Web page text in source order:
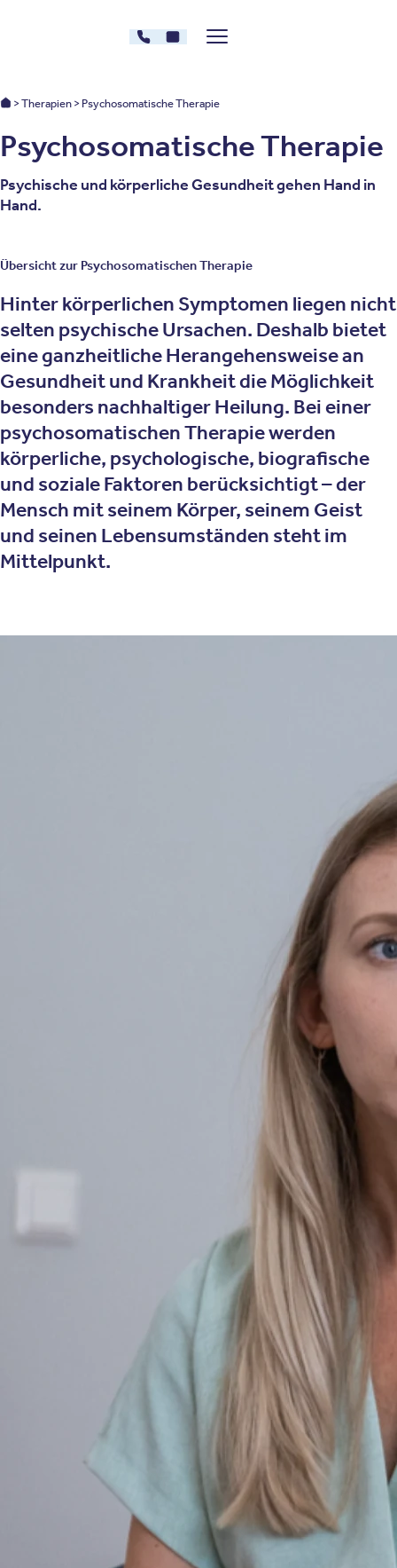
030 - 26478607
Kontakt
Menü zeigen/verstecken
Oberberg Kliniken: Startseite
Therapien Psychosomatische Therapie
Psychosomatische Therapie
Psychische und körperliche Gesundheit gehen Hand in
Hand.
Übersicht zur Psychosomatischen Therapie
Hinter körperlichen Symptomen liegen nicht
selten psychische Ursachen. Deshalb bietet
eine ganzheitliche Herangehensweise an
Gesundheit und Krankheit die Möglichkeit
besonders nachhaltiger Heilung. Bei einer
psychosomatischen Therapie werden
körperliche, psychologische, biografische
und soziale Faktoren berücksichtigt – der
Mensch mit seinem Körper, seinem Geist
und seinen Lebensumständen steht im
Mittelpunkt.
Die Psychosomatische Therapie betrachtet nicht nur
Symptome, sondern den Menschen als Ganzes - mit Körper,
Geist und Umfeld. Körperliche, psychologische, biografische
und soziale Faktoren werden in Diagnose und Behandlung
Biopsychosoziales Erklärungsmodell
Das Modell betont, dass sich biologische, psychische und
soziale Faktoren gegenseitig beeinflussen und nur gemeinsam
Aufrechterhaltung und Behandlung von Störungen ermöglichen.
Individuell angepasste Therapieprogramme
Je nach Diagnose, Schweregrad und persönlicher
Lebenssituation wird ein auf die betroffene Person
zugeschnittener Therapieplan erstellt. Therapeutische
Elemente (z.B. Psychotherapie, ggf. medikamentöse
Behandlung, Entspannungs- und Bewegungsangebote) werden
kombiniert, um bestmöglich auf individuelle Bedürfnisse
Als wichtiger Ansatz gilt, dass vorhandene persönliche Stärken
und Lebensressourcen erkannt und aktiviert werden, so dass
der Patient Fertigkeiten zur Selbsthilfe erlernt. Damit soll eine
langfristige Verbesserung der psychischen und körperlichen
Gesundheit unterstützt werden.
Förderung eines gesunden Lebensstils
Die Therapie umfasst nicht nur psychische Behandlung,
sondern auch Elemente zur Gesundheitsförderung - z.B.
Aspekte wie Bewegung, Ernährung, Schlafhygiene und
Entspannungsverfahren. So soll das allgemeine Wohlbefinden
gefördert und negative Symptome gemildert werden.